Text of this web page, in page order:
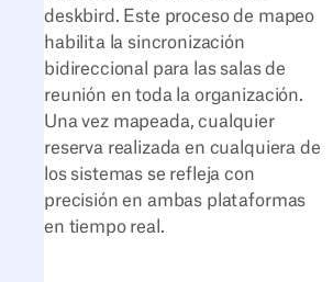
deskbird. Este proceso de mapeo
habilita la sincronización
bidireccional para las salas de
reunión en toda la organización.
Una vez mapeada, cualquier
reserva realizada en cualquiera de
los sistemas se refleja con
precisión en ambas plataformas
en tiempo real.